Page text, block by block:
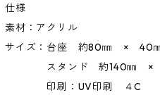
仕様
素材：アクリル
サイズ：台座 約80㎜ ×
スタンド 約140㎜ ×
印刷：UV印刷 ４C